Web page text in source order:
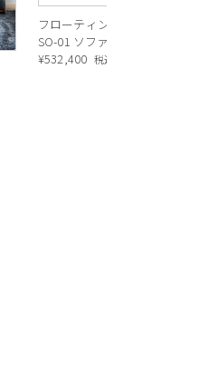
フローティングソファ
SO-01 ソファ3人掛 右
アーム 1800 / AQUA1
¥532,400 税込